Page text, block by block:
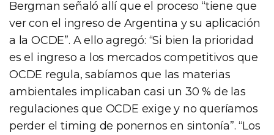
Bergman señaló allí que el proceso “tiene que
ver con el ingreso de Argentina y su aplicación
a la OCDE”. A ello agregó: “Si bien la prioridad
es el ingreso a los mercados competitivos que
OCDE regula, sabíamos que las materias
ambientales implicaban casi un 30 % de las
regulaciones que OCDE exige y no queríamos
perder el timing de ponernos en sintonía”. “Los